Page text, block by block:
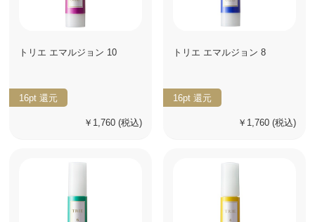
トリエ エマルジョン 10
16pt 還元
￥1,760 (税込)
トリエ エマルジョン 8
16pt 還元
￥1,760 (税込)